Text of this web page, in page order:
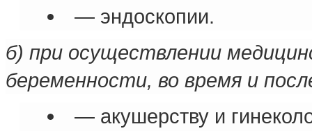
— эндоскопии.
б) при осуществлении
беременности, во время и
— акушерству и